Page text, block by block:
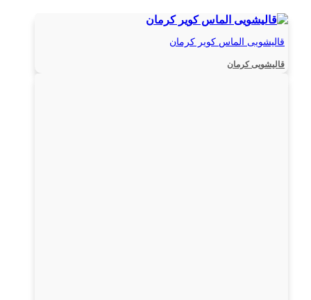
قالیشویی الماس کویر کرمان
قالیشویی کرمان